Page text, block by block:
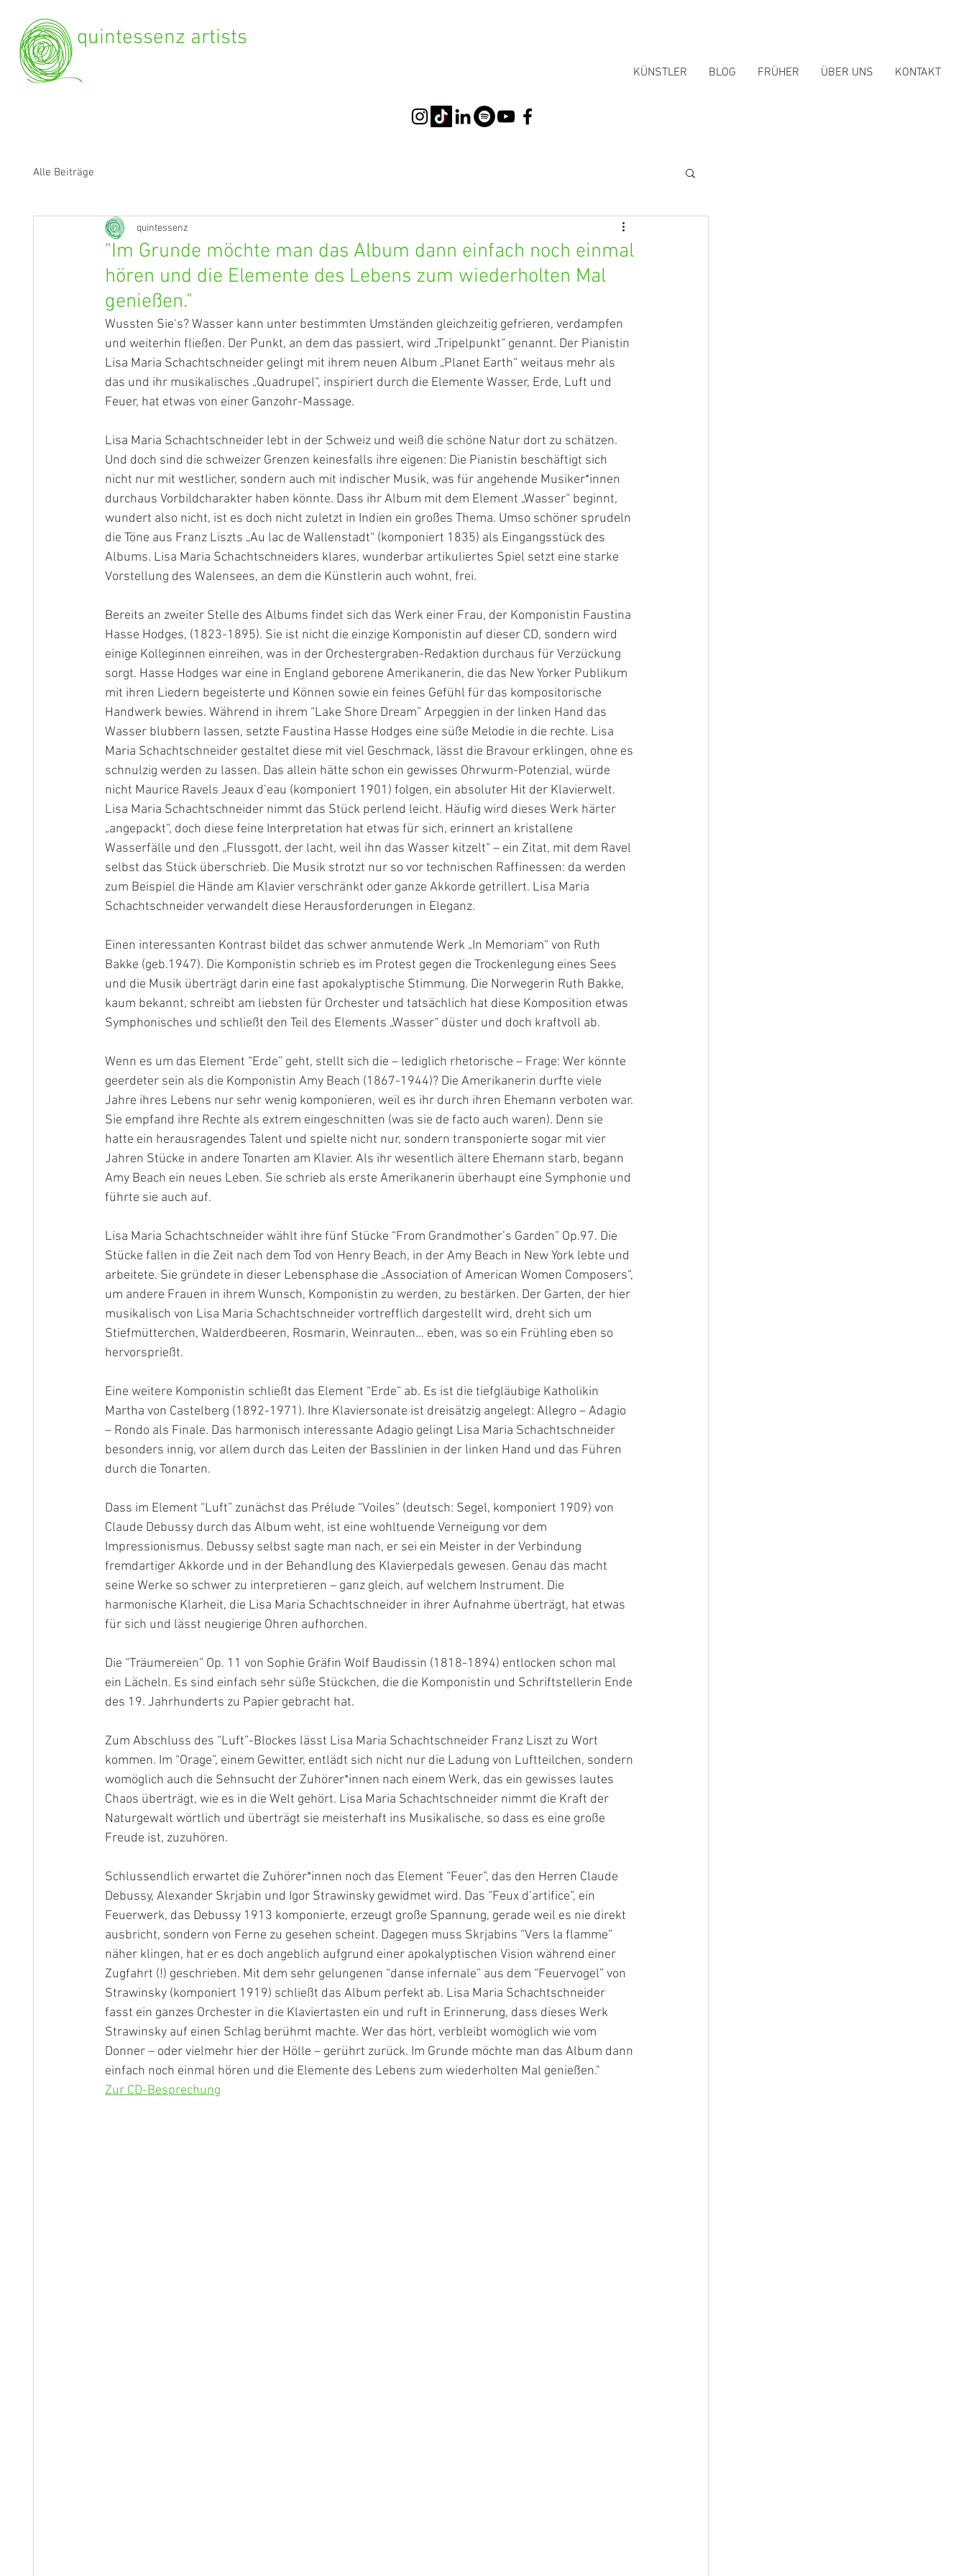
quintessenz artists
KÜNSTLER BLOG FRÜHER ÜBER UNS KONTAKT
Alle Beiträge
"Im Grunde möchte man das Album dann einfach noch einmal
hören und die Elemente des Lebens zum wiederholten Mal
genießen."
quintessenz
Wussten Sie‘s? Wasser kann unter bestimmten Umständen gleichzeitig gefrieren, verdampfen
und weiterhin fließen. Der Punkt, an dem das passiert, wird „Tripelpunkt“ genannt. Der Pianistin
Lisa Maria Schachtschneider gelingt mit ihrem neuen Album „Planet Earth“ weitaus mehr als
das und ihr musikalisches „Quadrupel“, inspiriert durch die Elemente Wasser, Erde, Luft und
Feuer, hat etwas von einer Ganzohr-Massage.
Lisa Maria Schachtschneider lebt in der Schweiz und weiß die schöne Natur dort zu schätzen.
Und doch sind die schweizer Grenzen keinesfalls ihre eigenen: Die Pianistin beschäftigt sich
nicht nur mit westlicher, sondern auch mit indischer Musik, was für angehende Musiker*innen
durchaus Vorbildcharakter haben könnte. Dass ihr Album mit dem Element „Wasser“ beginnt,
wundert also nicht, ist es doch nicht zuletzt in Indien ein großes Thema. Umso schöner sprudeln
die Töne aus Franz Liszts „Au lac de Wallenstadt“ (komponiert 1835) als Eingangsstück des
Albums. Lisa Maria Schachtschneiders klares, wunderbar artikuliertes Spiel setzt eine starke
Vorstellung des Walensees, an dem die Künstlerin auch wohnt, frei.
Bereits an zweiter Stelle des Albums findet sich das Werk einer Frau, der Komponistin Faustina
Hasse Hodges, (1823-1895). Sie ist nicht die einzige Komponistin auf dieser CD, sondern wird
einige Kolleginnen einreihen, was in der Orchestergraben-Redaktion durchaus für Verzückung
sorgt. Hasse Hodges war eine in England geborene Amerikanerin, die das New Yorker Publikum
mit ihren Liedern begeisterte und Können sowie ein feines Gefühl für das kompositorische
Handwerk bewies. Während in ihrem “Lake Shore Dream” Arpeggien in der linken Hand das
Wasser blubbern lassen, setzte Faustina Hasse Hodges eine süße Melodie in die rechte. Lisa
Maria Schachtschneider gestaltet diese mit viel Geschmack, lässt die Bravour erklingen, ohne es
schnulzig werden zu lassen. Das allein hätte schon ein gewisses Ohrwurm-Potenzial, würde
nicht Maurice Ravels Jeaux d’eau (komponiert 1901) folgen, ein absoluter Hit der Klavierwelt.
Lisa Maria Schachtschneider nimmt das Stück perlend leicht. Häufig wird dieses Werk härter
„angepackt“, doch diese feine Interpretation hat etwas für sich, erinnert an kristallene
Wasserfälle und den „Flussgott, der lacht, weil ihn das Wasser kitzelt“ – ein Zitat, mit dem Ravel
selbst das Stück überschrieb. Die Musik strotzt nur so vor technischen Raffinessen: da werden
zum Beispiel die Hände am Klavier verschränkt oder ganze Akkorde getrillert. Lisa Maria
Schachtschneider verwandelt diese Herausforderungen in Eleganz.
Einen interessanten Kontrast bildet das schwer anmutende Werk „In Memoriam“ von Ruth
Bakke (geb.1947). Die Komponistin schrieb es im Protest gegen die Trockenlegung eines Sees
und die Musik überträgt darin eine fast apokalyptische Stimmung. Die Norwegerin Ruth Bakke,
kaum bekannt, schreibt am liebsten für Orchester und tatsächlich hat diese Komposition etwas
Symphonisches und schließt den Teil des Elements „Wasser“ düster und doch kraftvoll ab.
Wenn es um das Element “Erde” geht, stellt sich die – lediglich rhetorische – Frage: Wer könnte
geerdeter sein als die Komponistin Amy Beach (1867-1944)? Die Amerikanerin durfte viele
Jahre ihres Lebens nur sehr wenig komponieren, weil es ihr durch ihren Ehemann verboten war.
Sie empfand ihre Rechte als extrem eingeschnitten (was sie de facto auch waren). Denn sie
hatte ein herausragendes Talent und spielte nicht nur, sondern transponierte sogar mit vier
Jahren Stücke in andere Tonarten am Klavier. Als ihr wesentlich ältere Ehemann starb, begann
Amy Beach ein neues Leben. Sie schrieb als erste Amerikanerin überhaupt eine Symphonie und
führte sie auch auf.
Lisa Maria Schachtschneider wählt ihre fünf Stücke “From Grandmother’s Garden” Op.97. Die
Stücke fallen in die Zeit nach dem Tod von Henry Beach, in der Amy Beach in New York lebte und
arbeitete. Sie gründete in dieser Lebensphase die „Association of American Women Composers“,
um andere Frauen in ihrem Wunsch, Komponistin zu werden, zu bestärken. Der Garten, der hier
musikalisch von Lisa Maria Schachtschneider vortrefflich dargestellt wird, dreht sich um
Stiefmütterchen, Walderdbeeren, Rosmarin, Weinrauten… eben, was so ein Frühling eben so
hervorsprießt.
Eine weitere Komponistin schließt das Element “Erde” ab. Es ist die tiefgläubige Katholikin
Martha von Castelberg (1892-1971). Ihre Klaviersonate ist dreisätzig angelegt: Allegro – Adagio
– Rondo als Finale. Das harmonisch interessante Adagio gelingt Lisa Maria Schachtschneider
besonders innig, vor allem durch das Leiten der Basslinien in der linken Hand und das Führen
durch die Tonarten.
Dass im Element “Luft” zunächst das Prélude “Voiles” (deutsch: Segel, komponiert 1909) von
Claude Debussy durch das Album weht, ist eine wohltuende Verneigung vor dem
Impressionismus. Debussy selbst sagte man nach, er sei ein Meister in der Verbindung
fremdartiger Akkorde und in der Behandlung des Klavierpedals gewesen. Genau das macht
seine Werke so schwer zu interpretieren – ganz gleich, auf welchem Instrument. Die
harmonische Klarheit, die Lisa Maria Schachtschneider in ihrer Aufnahme überträgt, hat etwas
für sich und lässt neugierige Ohren aufhorchen.
Die “Träumereien” Op. 11 von Sophie Gräfin Wolf Baudissin (1818-1894) entlocken schon mal
ein Lächeln. Es sind einfach sehr süße Stückchen, die die Komponistin und Schriftstellerin Ende
des 19. Jahrhunderts zu Papier gebracht hat.
Zum Abschluss des “Luft”-Blockes lässt Lisa Maria Schachtschneider Franz Liszt zu Wort
kommen. Im “Orage”, einem Gewitter, entlädt sich nicht nur die Ladung von Luftteilchen, sondern
womöglich auch die Sehnsucht der Zuhörer*innen nach einem Werk, das ein gewisses lautes
Chaos überträgt, wie es in die Welt gehört. Lisa Maria Schachtschneider nimmt die Kraft der
Naturgewalt wörtlich und überträgt sie meisterhaft ins Musikalische, so dass es eine große
Freude ist, zuzuhören.
Schlussendlich erwartet die Zuhörer*innen noch das Element “Feuer”, das den Herren Claude
Debussy, Alexander Skrjabin und Igor Strawinsky gewidmet wird. Das “Feux d’artifice”, ein
Feuerwerk, das Debussy 1913 komponierte, erzeugt große Spannung, gerade weil es nie direkt
ausbricht, sondern von Ferne zu gesehen scheint. Dagegen muss Skrjabins “Vers la flamme”
näher klingen, hat er es doch angeblich aufgrund einer apokalyptischen Vision während einer
Zugfahrt (!) geschrieben. Mit dem sehr gelungenen “danse infernale” aus dem “Feuervogel” von
Strawinsky (komponiert 1919) schließt das Album perfekt ab. Lisa Maria Schachtschneider
fasst ein ganzes Orchester in die Klaviertasten ein und ruft in Erinnerung, dass dieses Werk
Strawinsky auf einen Schlag berühmt machte. Wer das hört, verbleibt womöglich wie vom
Donner – oder vielmehr hier der Hölle – gerührt zurück. Im Grunde möchte man das Album dann
einfach noch einmal hören und die Elemente des Lebens zum wiederholten Mal genießen."
Zur CD-Besprechung